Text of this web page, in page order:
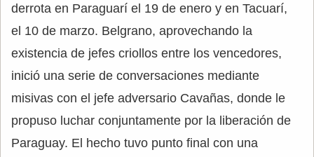
derrota en Paraguarí el 19 de enero y en Tacuarí,
el 10 de marzo. Belgrano, aprovechando la
existencia de jefes criollos entre los vencedores,
inició una serie de conversaciones mediante
misivas con el jefe adversario Cavañas, donde le
propuso luchar conjuntamente por la liberación de
Paraguay. El hecho tuvo punto final con una